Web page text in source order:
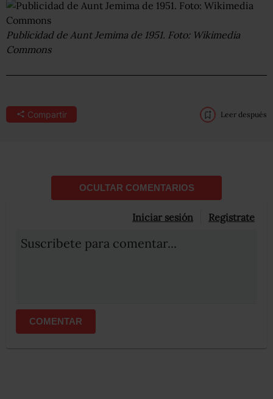
Publicidad de Aunt Jemima de 1951. Foto: Wikimedia
Commons
Compartir Leer después
OCULTAR COMENTARIOS
Iniciar sesión Registrate
Suscribete para comentar...
COMENTAR